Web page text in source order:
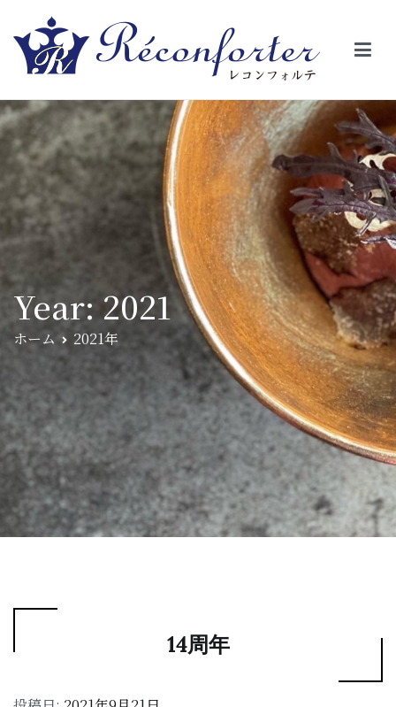
【レコンフォルテ】吹田・千里山/フレンチ（フラ
ンス料理）
絵の様に見える。そんな空間で、ゆっくり素材そのものの旨さを閉
じ込めたフレンチを・・・・・。
Year:2021
ホーム 2021年
14周年